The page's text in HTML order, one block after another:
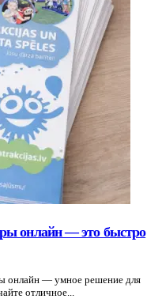
онлайн — это быстро
онлайн — умное решение для
отличное...